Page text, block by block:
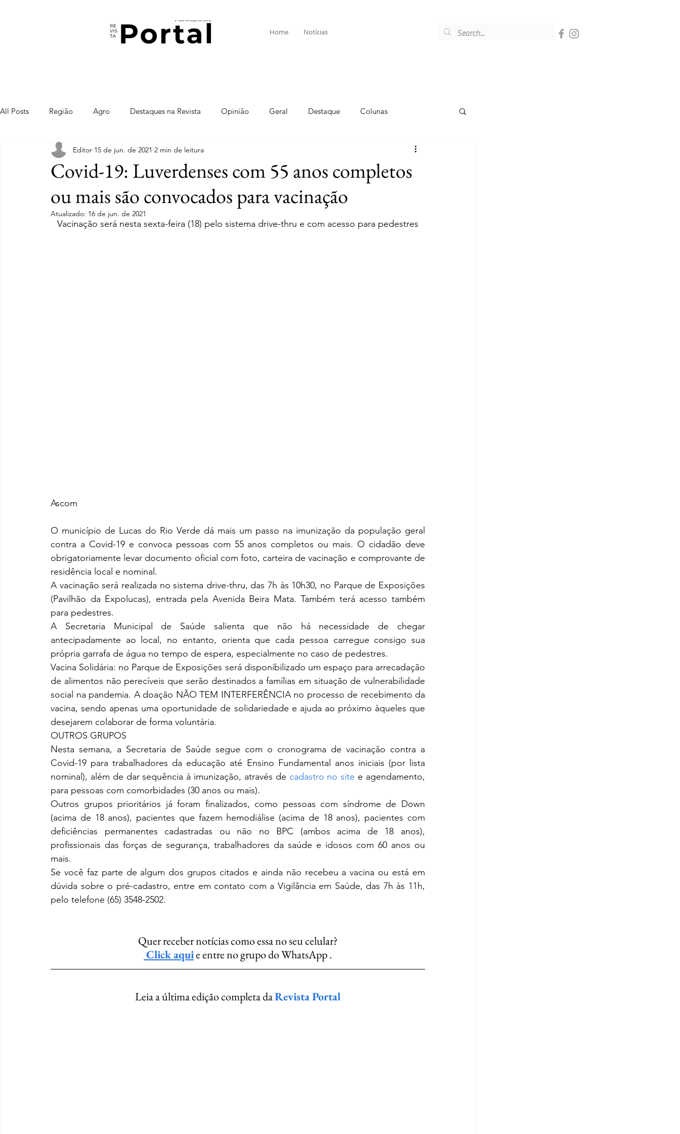
Home Notícias
All Posts Região Agro Destaques na Revista Opinião Geral Destaque Colunas
Covid-19: Luverdenses com 55 anos completos
ou mais são convocados para vacinação
Editor 15 de jun. de 2021 2 min de leitura
Atualizado: 16 de jun. de 2021
Vacinação será nesta sexta-feira (18) pelo sistema drive-thru e com acesso para pedestres
Ascom
O município de Lucas do Rio Verde dá mais um passo na imunização da população geral
contra a Covid-19 e convoca pessoas com 55 anos completos ou mais. O cidadão deve
obrigatoriamente levar documento oficial com foto, carteira de vacinação e comprovante de
residência local e nominal.
A vacinação será realizada no sistema drive-thru, das 7h às 10h30, no Parque de Exposições
(Pavilhão da Expolucas), entrada pela Avenida Beira Mata. Também terá acesso também
para pedestres.
A Secretaria Municipal de Saúde salienta que não há necessidade de chegar
antecipadamente ao local, no entanto, orienta que cada pessoa carregue consigo sua
própria garrafa de água no tempo de espera, especialmente no caso de pedestres.
Vacina Solidária: no Parque de Exposições será disponibilizado um espaço para arrecadação
de alimentos não perecíveis que serão destinados a famílias em situação de vulnerabilidade
social na pandemia. A doação NÃO TEM INTERFERÊNCIA no processo de recebimento da
vacina, sendo apenas uma oportunidade de solidariedade e ajuda ao próximo àqueles que
desejarem colaborar de forma voluntária.
OUTROS GRUPOS
Nesta semana, a Secretaria de Saúde segue com o cronograma de vacinação contra a
Covid-19 para trabalhadores da educação até Ensino Fundamental anos iniciais (por lista
nominal), além de dar sequência à imunização, através de cadastro no site e agendamento,
para pessoas com comorbidades (30 anos ou mais).
Outros grupos prioritários já foram finalizados, como pessoas com síndrome de Down
(acima de 18 anos), pacientes que fazem hemodiálise (acima de 18 anos), pacientes com
deficiências permanentes cadastradas ou não no BPC (ambos acima de 18 anos),
profissionais das forças de segurança, trabalhadores da saúde e idosos com 60 anos ou
mais.
Se você faz parte de algum dos grupos citados e ainda não recebeu a vacina ou está em
dúvida sobre o pré-cadastro, entre em contato com a Vigilância em Saúde, das 7h às 11h,
pelo telefone (65) 3548-2502.
Quer receber notícias como essa no seu celular?
Click aqui e entre no grupo do WhatsApp .
Leia a última edição completa da Revista Portal